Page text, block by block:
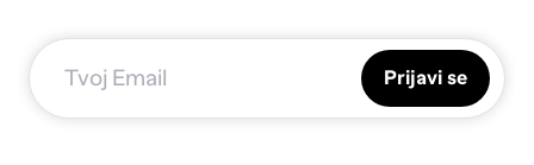
Prijavi se